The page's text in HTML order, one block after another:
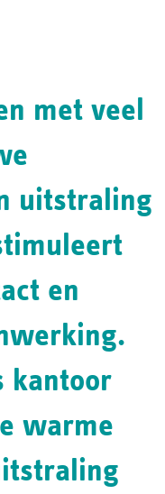
met veel
uitstraling
en
kantoor
warme